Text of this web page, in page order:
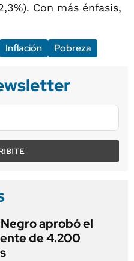
Con más énfasis,
Inflación Pobreza
aprobó el
de 4.200